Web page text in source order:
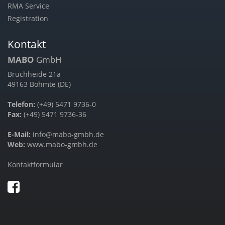
RMA Service
Registration
Kontakt
MABO GmbH
Bruchheide 21a
49163 Bohmte (DE)
Telefon: (+49) 5471 9736-0
Fax: (+49) 5471 9736-36
E-Mail: info@mabo-gmbh.de
Web: www.mabo-gmbh.de
Kontaktformular